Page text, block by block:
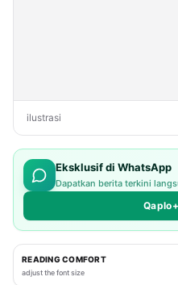
ilustrasi
Eksklusif di WhatsApp
Dapatkan berita terkini
READING COMFORT
adjust the font size